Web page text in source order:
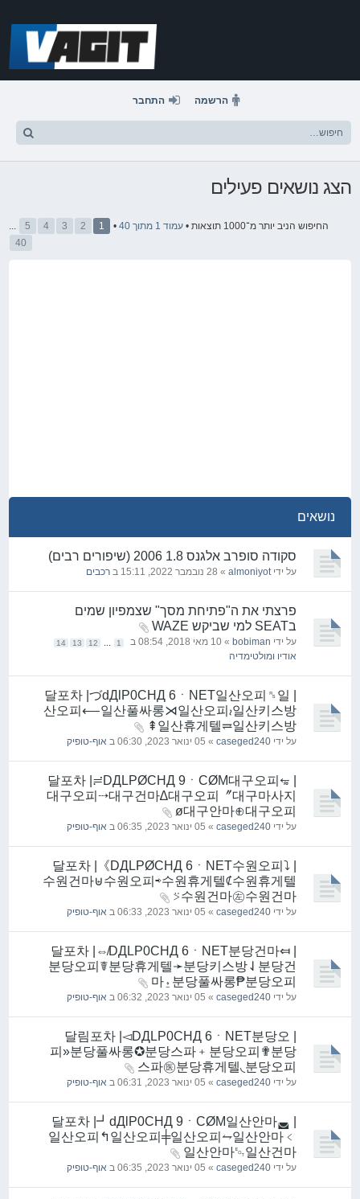
הרשמה התחבר
הצג נושאים פעילים
החיפוש הניב יותר מ־1000 תוצאות • עמוד 1 מתוך 40
•
1
2
3
4
5
...
40
נושאים
סקודה סופרב אלגנס 1.8 2006 (שיפורים רבים)
על ידיalmoniyot » 28 נובמבר 2022, 15:11 ב רכבים
פרצתי את ה"פתיחת מסך" שצמפיון שמים
בSEAT למי שביקש WAZE
1
12
13
14 על ידי bobiman » 10 מאי 2018, 08:54 ב
אודיו ומולטימדיה
| 달포차 |づdДlP0CHД 6ㆍNET일산오피␞일
산오피⟵일산풀싸롱⋊일산오피≀일산키스방
⇞일산휴게텔⥩일산키스방
על ידיcaseged240 » 05 ינואר 2023, 06:30 ב אוף-טופיק
| 달포차 |≓DДLPØCHД 9ㆍCØM대구오피⭊
대구오피⤏대구건마∆대구오피〞대구마사지
ø대구안마⊕대구오피
על ידיcaseged240 » 05 ינואר 2023, 06:35 ב אוף-טופיק
| 달포차 |《DДLPØCHД 6ㆍNET수원오피⤵
수원건마⊎수원오피⇨수원휴게텔⊄수원휴게텔
⍩수원건마㊧수원건마
על ידיcaseged240 » 05 ינואר 2023, 06:33 ב אוף-טופיק
| 달포차 |⇎DДLP0CHД 6ㆍNET분당건마⤆
분당오피☤분당휴게텔➛분당키스방⇃분당건
마⍚분당풀싸롱₱분당오피
על ידיcaseged240 » 05 ינואר 2023, 06:32 ב אוף-טופיק
| 달림포차 |◅DДLP0CHД 6ㆍNET분당오
피»분당풀싸롱✪분당스파﹢분당오피✟분당
스파㊩분당휴게텔◟분당오피
על ידיcaseged240 » 05 ינואר 2023, 06:31 ב אוף-טופיק
| 달포차 |┛dДlP0CHД 9ㆍCØM일산안마◛
일산오피↰일산오피╪일산오피⥊일산안마﹤
일산안마␄일산건마
על ידיcaseged240 » 05 ינואר 2023, 06:35 ב אוף-טופיק